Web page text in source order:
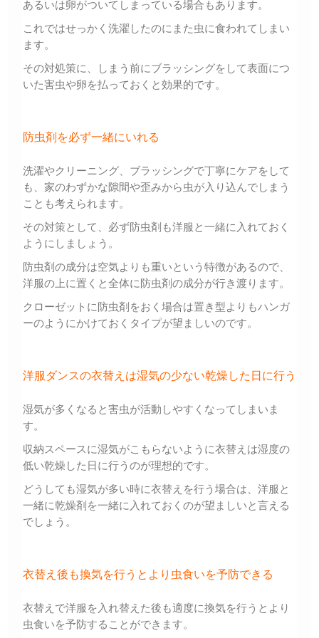
あるいは卵がついてしまっている場合もあります。
これではせっかく洗濯したのにまた虫に食われてしまい
ます。
その対処策に、しまう前にブラッシングをして表面につ
いた害虫や卵を払っておくと効果的です。
防虫剤を必ず一緒にいれる
洗濯やクリーニング、ブラッシングで丁寧にケアをして
も、家のわずかな隙間や歪みから虫が入り込んでしまう
ことも考えられます。
その対策として、必ず防虫剤も洋服と一緒に入れておく
ようにしましょう。
防虫剤の成分は空気よりも重いという特徴があるので、
洋服の上に置くと全体に防虫剤の成分が行き渡ります。
クローゼットに防虫剤をおく場合は置き型よりもハンガ
ーのようにかけておくタイプが望ましいのです。
洋服ダンスの衣替えは湿気の少ない乾燥した日に行う
湿気が多くなると害虫が活動しやすくなってしまいま
す。
収納スペースに湿気がこもらないように衣替えは湿度の
低い乾燥した日に行うのが理想的です。
どうしても湿気が多い時に衣替えを行う場合は、洋服と
一緒に乾燥剤を一緒に入れておくのが望ましいと言える
でしょう。
衣替え後も換気を行うとより虫食いを予防できる
衣替えで洋服を入れ替えた後も適度に換気を行うとより
虫食いを予防することができます。